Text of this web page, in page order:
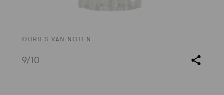
©DRIES VAN NOTEN
9/10